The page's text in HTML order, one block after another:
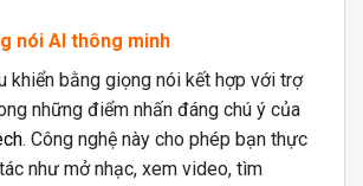
nói AI thông minh
khiển bằng giọng nói kết hợp với trợ
những điểm nhấn đáng chú ý của
. Công nghệ này cho phép bạn thực
như mở nhạc, xem video, tìm